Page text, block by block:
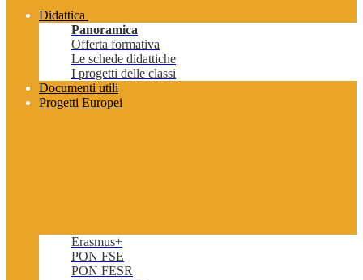
Didattica
Panoramica
Offerta formativa
Le schede didattiche
I progetti delle classi
Documenti utili
Progetti Europei
Erasmus+
PON FSE
PON FESR